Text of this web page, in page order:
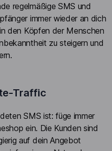
regelmäßige SMS und
immer wieder an dich
den Köpfen der Menschen
zu steigern und
Traffic
SMS ist: füge immer
ein. Die Kunden sind
auf dein Angebot